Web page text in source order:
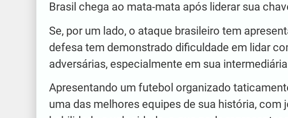
Brasil chega ao mata‑mata após liderar sua
Se, por um lado, o ataque brasileiro tem
defesa tem demonstrado dificuldade em lidar
adversárias, especialmente em sua
Apresentando um futebol organizado
uma das melhores equipes de sua história, com